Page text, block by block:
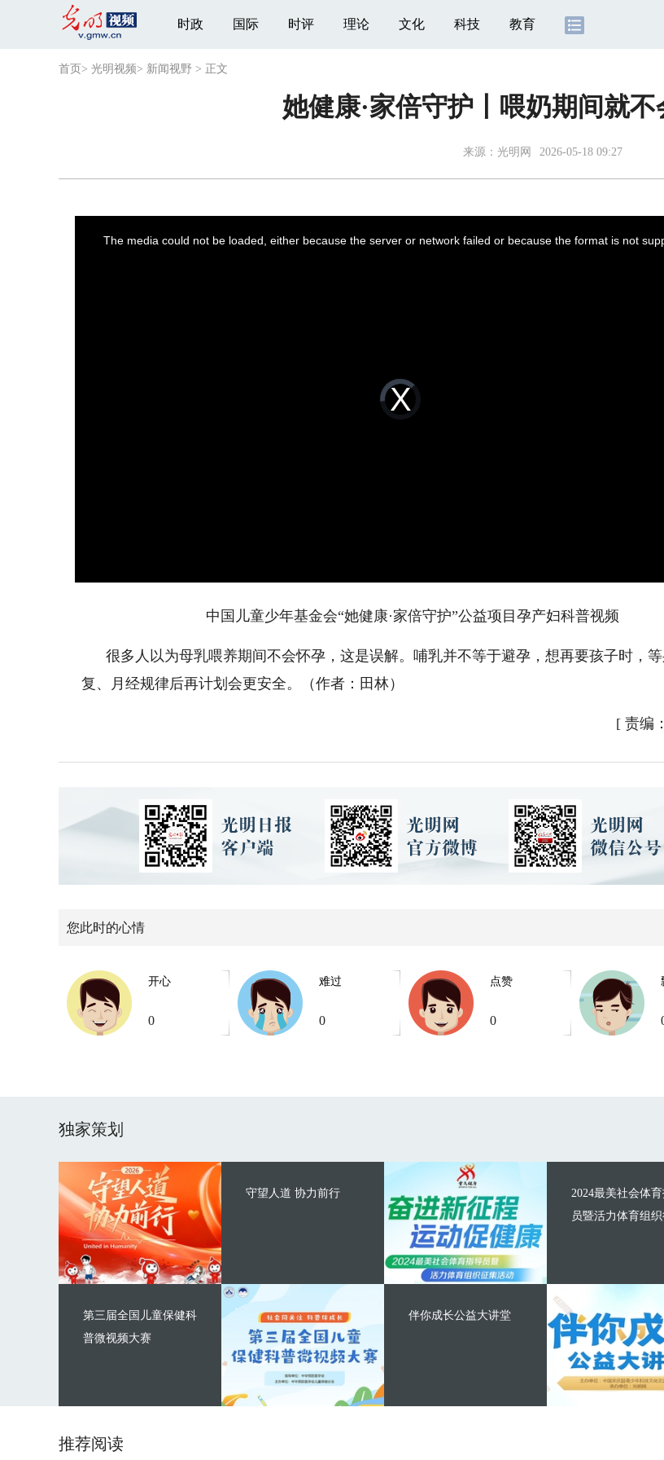
时政 国际 时评 理论 文化 科技 教育
首页 > 光明视频> 新闻视野 > 正文
她健康·家倍守护丨喂奶期间就不
来源： 光明网 2026-05-18 09:27
Video
Player
loading.
The media could not be loaded, either because the server or network failed or because the format is not
中国儿童少年基金会“她健康·家倍守护”公益项目孕产妇科普视频
很多人以为母乳喂养期间不会怀孕，这是误解。哺乳并不等于避孕，想再要孩子时，
复、月经规律后再计划会更安全。（作者：田林）
[ 责编
您此时的心情
开心
0
难过
0
点赞
0
独家策划
守望人道 协力前行
第三届全国儿童保健科
普微视频大赛
2024最美社会体
员暨活力体育组
伴你成长公益大讲堂
推荐阅读